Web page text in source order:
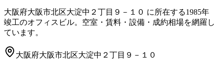
大阪府大阪市北区大淀中２丁目９－１０ に所在する1985年
竣工のオフィスビル。空室・賃料・設備・成約相場を網羅し
ています。
大阪府大阪市北区大淀中２丁目９－１０